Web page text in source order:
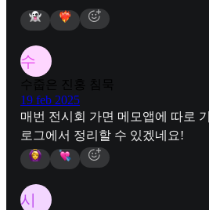
수
수줍은 진홍 침묵
19 feb 2025
매번 전시회 가면 메모앱에 따로
로그에서 정리할 수 있겠네요!
시